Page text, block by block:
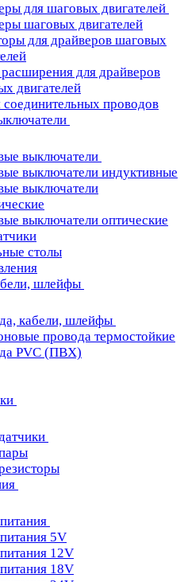
для шаговых двигателей
шаговых двигателей
для драйверов шаговых
для драйверов
двигателей
проводов
выключатели
выключатели индуктивные
выключатели
выключатели оптические
столы
шлейфы
кабели, шлейфы
провода термостойкие
PVC (ПВХ)
5V
12V
18V